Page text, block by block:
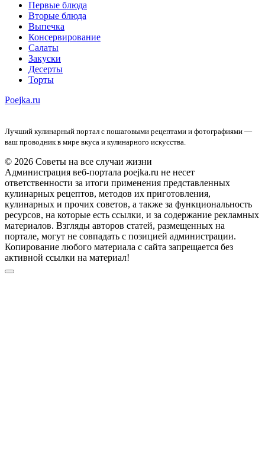
Первые блюда
Вторые блюда
Выпечка
Консервирование
Салаты
Закуски
Десерты
Торты
Poejka.ru
Лучший кулинарный портал с пошаговыми рецептами и фотографиями —
ваш проводник в мире вкуса и кулинарного искусства.
© 2026 Советы на все случаи жизни
Администрация веб-портала poejka.ru не несет
ответственности за итоги применения представленных
кулинарных рецептов, методов их приготовления,
кулинарных и прочих советов, а также за функциональность
ресурсов, на которые есть ссылки, и за содержание рекламных
материалов. Взгляды авторов статей, размещенных на
портале, могут не совпадать с позицией администрации.
Копирование любого материала с сайта запрещается без
активной ссылки на материал!